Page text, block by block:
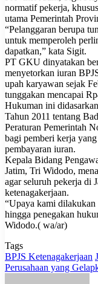
normatif pekerja,
utama Pemerintah
“Pelanggaran berupa
untuk memperoleh
dapatkan,” kata Sigit.
PT GKU dinyatakan
menyetorkan iuran
upah karyawan sejak
tunggakan mencapai
Hukuman ini
Tahun 2011 tentang
Peraturan Pemerintah
bagi pemberi kerja
pembayaran iuran.
Kepala Bidang
Jatim, Tri Widodo,
agar seluruh pekerja di
ketenagakerjaan.
“Upaya kami dilakukan
hingga penegakan
Widodo.( wa/ar)
Tags
BPJS Ketenagakerjaan
Perusahaan yang